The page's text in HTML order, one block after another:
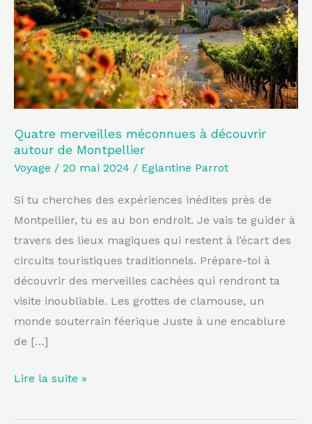
Quatre merveilles méconnues à découvrir
autour de Montpellier
Voyage / 20 mai 2024 / Eglantine Parrot
Si tu cherches des expériences inédites près de
Montpellier, tu es au bon endroit. Je vais te guider à
travers des lieux magiques qui restent à l’écart des
circuits touristiques traditionnels. Prépare-toi à
découvrir des merveilles cachées qui rendront ta
visite inoubliable. Les grottes de clamouse, un
monde souterrain féerique Juste à une encablure
de […]
découvrir
autour
de
Montpellier
Lire la suite »